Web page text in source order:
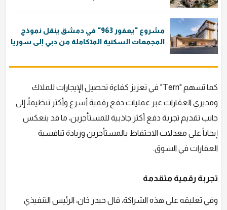
مشروع "يعفور 963" في دمشق ينقل نموذج
المجمعات السكنية المتكاملة من دبي إلى سوريا
كما تسهم "Tern" في تعزيز كفاءة تحصيل الإيجارات للملاك
ومديري العقارات عبر عمليات دفع رقمية أسرع وأكثر تنظيماً، إلى
جانب تقديم تجربة دفع أكثر جاذبية للمستأجرين، ما قد ينعكس
إيجاباً على معدلات الاحتفاظ بالمستأجرين وزيادة تنافسية
العقارات في السوق.
تجربة رقمية متقدمة
وفي تعليقه على هذه الشراكة، قال حيدر خان، الرئيس التنفيذي